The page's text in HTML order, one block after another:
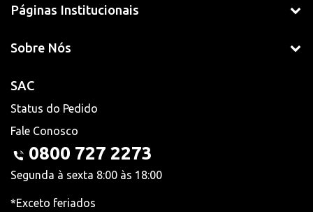
Páginas Institucionais
Sobre Nós
SAC
Status do Pedido
Fale Conosco
0800 727 2273
Segunda à sexta 8:00 às 18:00
*Exceto feriados